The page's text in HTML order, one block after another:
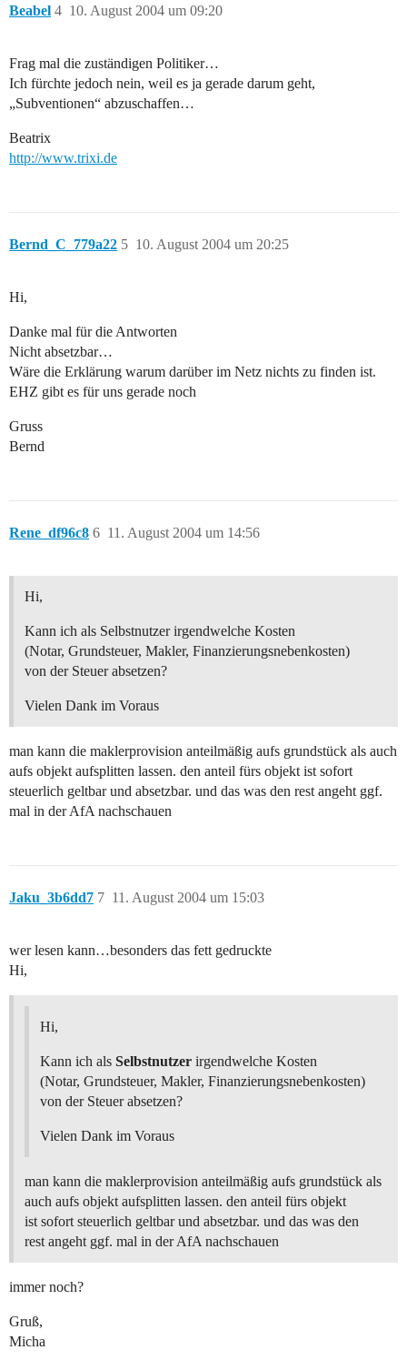
Beabel 10. August 2004 um 09:20
4
Frag mal die zuständigen Politiker…
Ich fürchte jedoch nein, weil es ja gerade darum geht,
„Subventionen“ abzuschaffen…
Beatrix
http://www.trixi.de
Bernd_C_779a22 10. August 2004 um 20:25
5
Hi,
Danke mal für die Antworten
Nicht absetzbar…
Wäre die Erklärung warum darüber im Netz nichts zu finden ist.
EHZ gibt es für uns gerade noch
Gruss
Bernd
Rene_df96c8 11. August 2004 um 14:56
6
Hi,
Kann ich als Selbstnutzer irgendwelche Kosten
(Notar, Grundsteuer, Makler, Finanzierungsnebenkosten)
von der Steuer absetzen?
Vielen Dank im Voraus
man kann die maklerprovision anteilmäßig aufs grundstück als auch
aufs objekt aufsplitten lassen. den anteil fürs objekt ist sofort
steuerlich geltbar und absetzbar. und das was den rest angeht ggf.
mal in der AfA nachschauen
Jaku_3b6dd7 11. August 2004 um 15:03
7
wer lesen kann…besonders das fett gedruckte
Hi,
Hi,
Kann ich als Selbstnutzer irgendwelche Kosten
(Notar, Grundsteuer, Makler, Finanzierungsnebenkosten)
von der Steuer absetzen?
Vielen Dank im Voraus
man kann die maklerprovision anteilmäßig aufs grundstück als
auch aufs objekt aufsplitten lassen. den anteil fürs objekt
ist sofort steuerlich geltbar und absetzbar. und das was den
rest angeht ggf. mal in der AfA nachschauen
immer noch?
Gruß,
Micha